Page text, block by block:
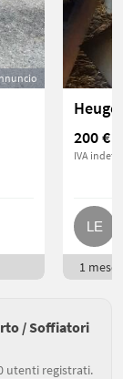
200 €
IVA
1 mese
/ Soffiatori
utenti registrati.